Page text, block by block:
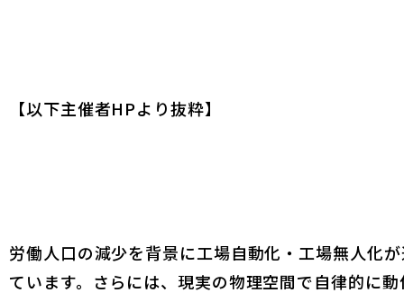
【以下主催者HPより抜粋】
労働人口の減少を背景に工場自動化・工場無人化
ています。さらには、現実の物理空間で自律的に